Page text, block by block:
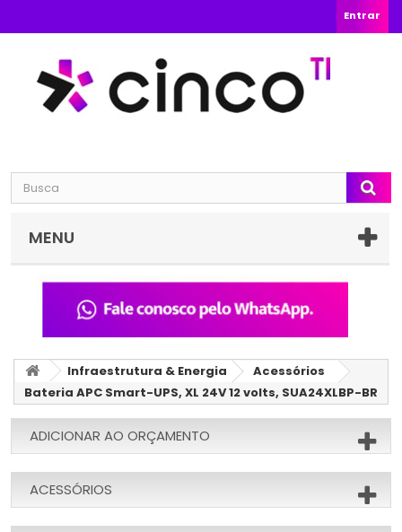
Entrar
MENU
Infraestrutura & Energia
Acessórios
Bateria APC Smart-UPS, XL 24V 12 volts, SUA24XLBP-BR
ADICIONAR AO ORÇAMENTO
ACESSÓRIOS